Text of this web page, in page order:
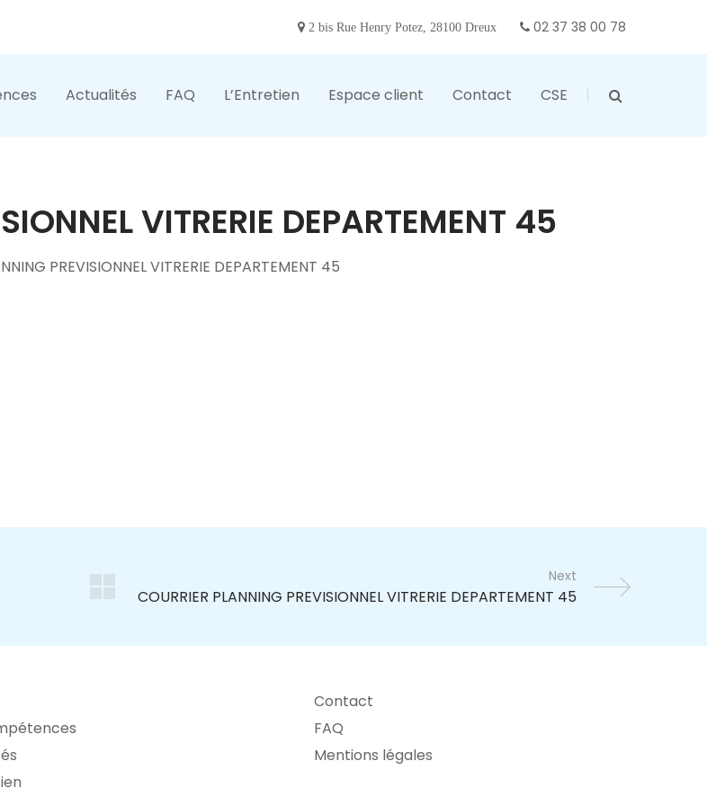
2 bis Rue Henry Potez, 28100 Dreux 02 37 38 00 78
Actualités FAQ L’Entretien Espace client Contact CSE
VITRERIE DEPARTEMENT 45
PREVISIONNEL VITRERIE DEPARTEMENT 45
Next
Contact
FAQ
Mentions légales